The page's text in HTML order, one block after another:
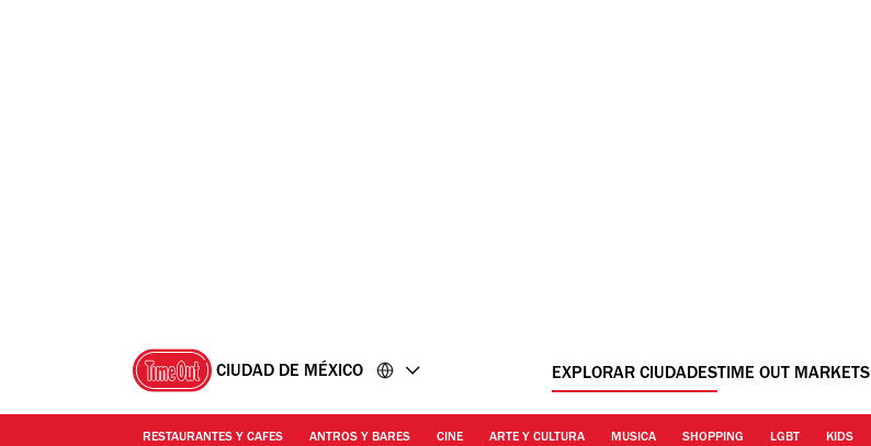
CIUDAD DE MÉXICO EXPLORAR CIUDADESTIME OUT MARKETS
RESTAURANTES Y CAFES ANTROS Y BARES CINE ARTE Y CULTURA MUSICA SHOPPING LGBT KIDS